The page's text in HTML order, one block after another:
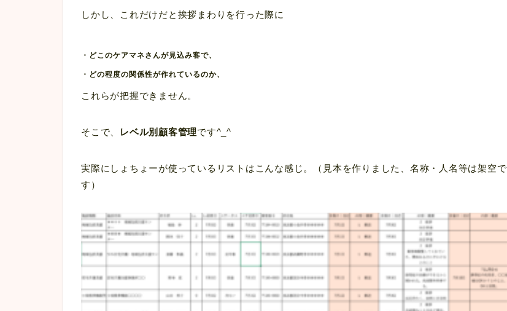
しかし、これだけだと挨拶まわりを行った際に
・どこのケアマネさんが見込み客で、
・どの程度の関係性が作れているのか、
これらが把握できません。
そこで、 レベル別顧客管理です^_^
実際にしょちょーが使っているリストはこんな感じ。（見本を作りました、名称・人名等は架空で
す）